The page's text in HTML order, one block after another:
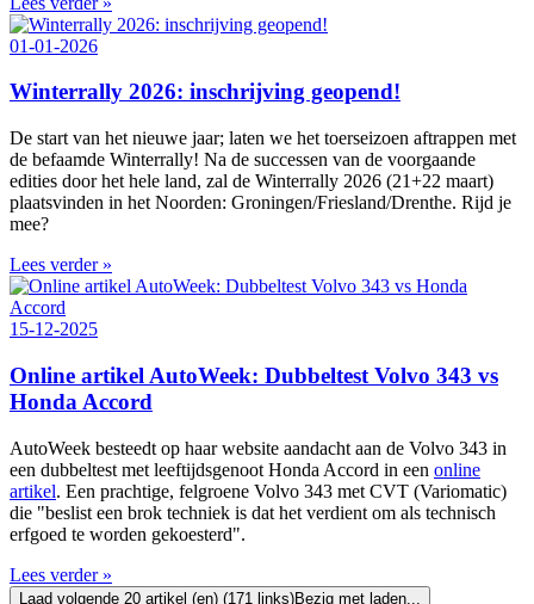
01-01-2026
Winterrally 2026: inschrijving geopend!
De start van het nieuwe jaar; laten we het toerseizoen aftrappen met
de befaamde Winterrally! Na de successen van de voorgaande
edities door het hele land, zal de Winterrally 2026 (21+22 maart)
plaatsvinden in het Noorden: Groningen/Friesland/Drenthe. Rijd je
mee?
Lees verder »
15-12-2025
Online artikel AutoWeek: Dubbeltest Volvo 343 vs
Honda Accord
AutoWeek besteedt op haar website aandacht aan de Volvo 343 in
een dubbeltest met leeftijdsgenoot Honda Accord in een online
artikel. Een prachtige, felgroene Volvo 343 met CVT (Variomatic)
die "beslist een brok techniek is dat het verdient om als technisch
erfgoed te worden gekoesterd".
Lees verder »
Laad volgende 20 artikel (en) (171 links)Bezig met laden...